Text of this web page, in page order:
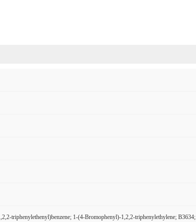
triphenylethenyl)benzene; 1-(4-Bromophenyl)-1,2,2-triphenylethylene; B3634;